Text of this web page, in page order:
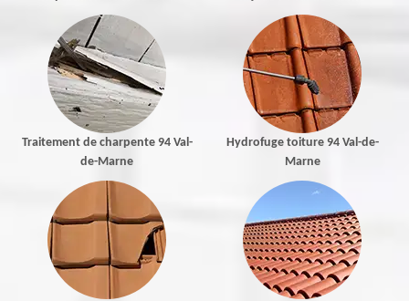
Traitement de charpente 94 Val-
de-Marne
Hydrofuge toiture 94 Val-de-
Marne